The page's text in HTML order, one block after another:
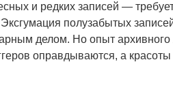
и редких записей —
полузабытых
делом. Но опыт
оправдываются, а